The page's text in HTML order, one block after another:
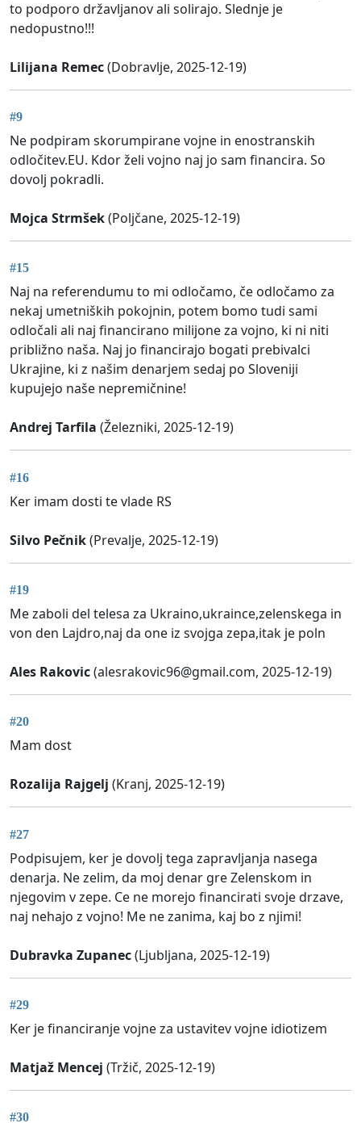
to podporo državljanov ali solirajo. Slednje je
nedopustno!!!
Lilijana Remec(Dobravlje, 2025-12-19)
#9
Ne podpiram skorumpirane vojne in enostranskih
odločitev.EU. Kdor želi vojno naj jo sam financira. So
dovolj pokradli.
Mojca Strmšek(Poljčane, 2025-12-19)
#15
Naj na referendumu to mi odločamo, če odločamo za
nekaj umetniških pokojnin, potem bomo tudi sami
odločali ali naj financirano milijone za vojno, ki ni niti
približno naša. Naj jo financirajo bogati prebivalci
Ukrajine, ki z našim denarjem sedaj po Sloveniji
kupujejo naše nepremičnine!
Andrej Tarfila (Železniki, 2025-12-19)
#16
Ker imam dosti te vlade RS
Silvo Pečnik(Prevalje, 2025-12-19)
#19
Me zaboli del telesa za Ukraino,ukraince,zelenskega in
von den Lajdro,naj da one iz svojga zepa,itak je poln
Ales Rakovic(alesrakovic96@gmail.com, 2025-12-19)
#20
Mam dost
Rozalija Rajgelj (Kranj, 2025-12-19)
#27
Podpisujem, ker je dovolj tega zapravljanja nasega
denarja. Ne zelim, da moj denar gre Zelenskom in
njegovim v zepe. Ce ne morejo financirati svoje drzave,
naj nehajo z vojno! Me ne zanima, kaj bo z njimi!
Dubravka Zupanec(Ljubljana, 2025-12-19)
#29
Ker je financiranje vojne za ustavitev vojne idiotizem
Matjaž Mencej (Tržič, 2025-12-19)
#30